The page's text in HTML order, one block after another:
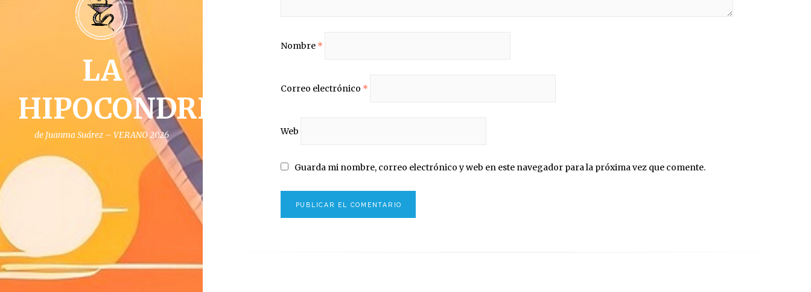
LA
HIPOCONDRIA
de Juanma Suárez – VERANO 2026
Nombre *
Correo electrónico *
Web
Guarda mi nombre, correo electrónico y web en este navegador para la próxima vez que comente.